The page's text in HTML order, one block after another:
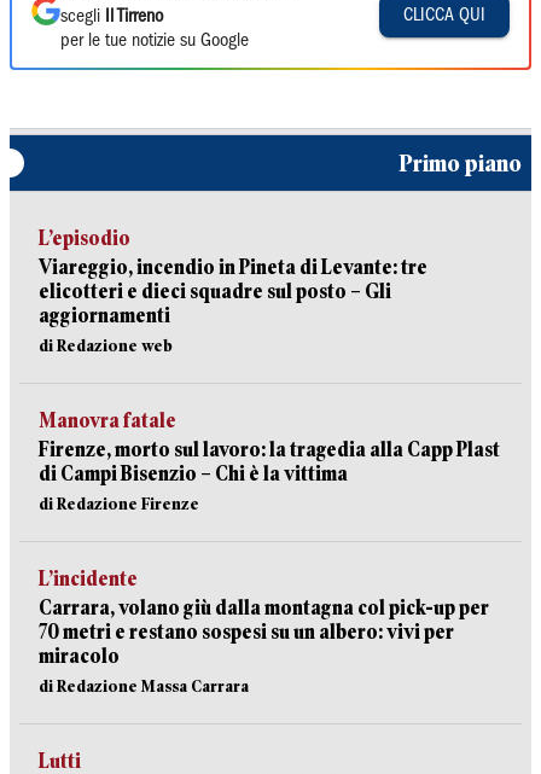
scegli
Il Tirreno
per le tue notizie su Google
CLICCA QUI
Primo piano
L’episodio
Viareggio, incendio in Pineta di Levante: tre
elicotteri e dieci squadre sul posto – Gli
aggiornamenti
di Redazione web
Manovra fatale
Firenze, morto sul lavoro: la tragedia alla Capp Plast
di Campi Bisenzio – Chi è la vittima
di Redazione Firenze
L’incidente
Carrara, volano giù dalla montagna col pick-up per
70 metri e restano sospesi su un albero: vivi per
miracolo
di Redazione Massa Carrara
Lutti